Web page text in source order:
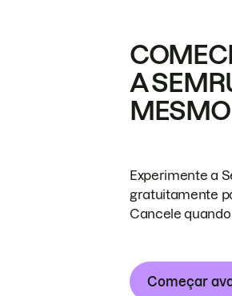
A
MESMO
Experimente a
gratuitamente
Cancele
Começar